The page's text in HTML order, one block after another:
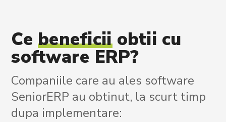
Ce beneficii obtii cu
software ERP?
Companiile care au ales software
SeniorERP au obtinut, la scurt timp
dupa implementare: